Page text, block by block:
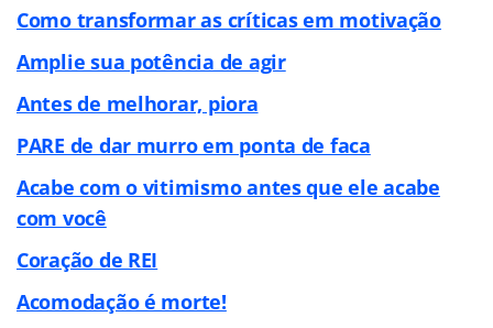
Como transformar as críticas em motivação
Amplie sua potência de agir
Antes de melhorar, piora
PARE de dar murro em ponta de faca
Acabe com o vitimismo antes que ele acabe
com você
Coração de REI
Acomodação é morte!